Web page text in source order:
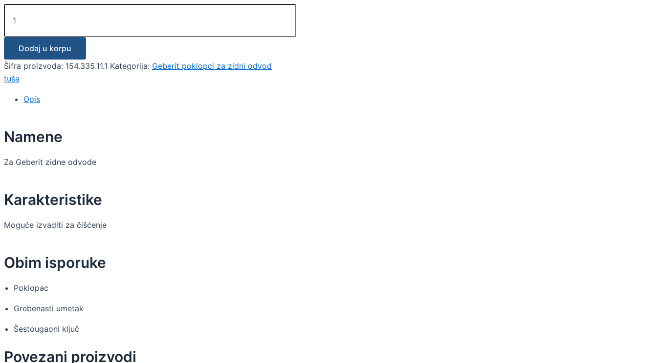
Dodaj u korpu
Šifra proizvoda: 154.335.11.1 Kategorija: Geberit poklopci za zidni odvod
tuša
Opis
Namene
Za Geberit zidne odvode
Karakteristike
Moguće izvaditi za čišćenje
Obim isporuke
Poklopac
Grebenasti umetak
Šestougaoni ključ
Povezani proizvodi